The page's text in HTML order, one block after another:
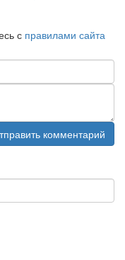
с правилами сайта
комментарий